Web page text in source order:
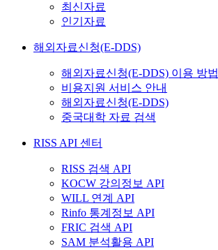
최신자료
인기자료
해외자료신청(E-DDS)
해외자료신청(E-DDS) 이용 방법
비용지원 서비스 안내
해외자료신청(E-DDS)
중국대학 자료 검색
RISS API 센터
RISS 검색 API
KOCW 강의정보 API
WILL 연계 API
Rinfo 통계정보 API
FRIC 검색 API
SAM 분석활용 API